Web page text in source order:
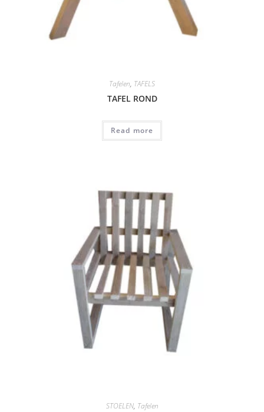
Tafelen, TAFELS
TAFEL ROND
Read more
STOELEN, Tafelen